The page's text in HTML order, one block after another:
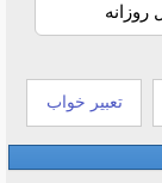
روزانه
تعبیر خواب